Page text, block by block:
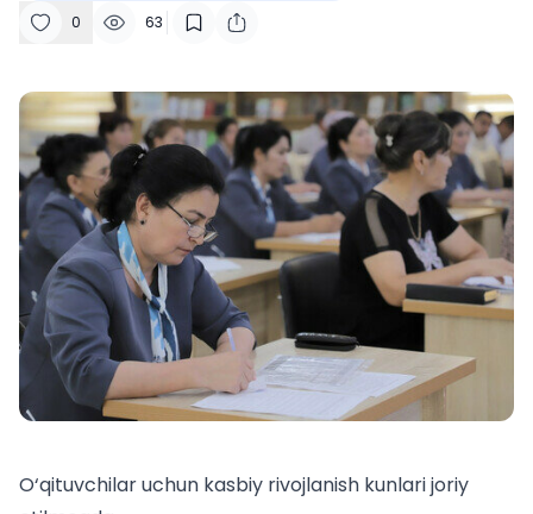
0 63
O‘qituvchilar uchun kasbiy rivojlanish kunlari joriy